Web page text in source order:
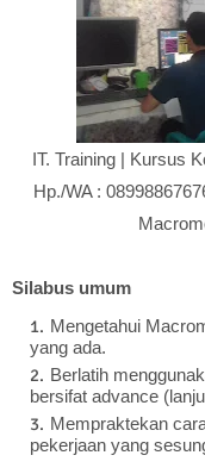
IT. Training | Kursus
Hp./WA :
Silabus umum
Mengetahui
yang ada.
Berlatih
bersifat advance
Mempraktekan
pekerjaan yang